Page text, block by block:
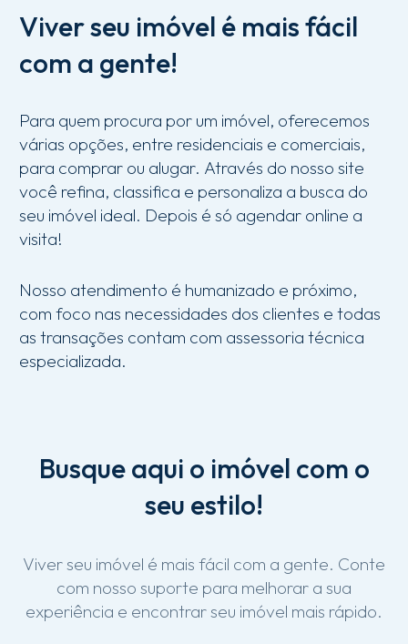
Viverseu imóvel é maisfácil
com a gente!
Para quem procura por um imóvel, oferecemos
várias opções, entre residenciais e comerciais,
para comprar ou alugar. Através do nosso site
você refina, classifica e personaliza a busca do
seu imóvel ideal. Depois é só agendar online a
visita!
Nosso atendimento é humanizado e próximo,
com foco nas necessidades dos clientes e todas
as transações contam com assessoria técnica
especializada.
Busqueaqui o imóvel com o
seu estilo!
Viverseu imóvel é mais fácil com a gente. Conte
com nosso suporte para melhorar a sua
experiência e encontrarseu imóvel mais rápido.